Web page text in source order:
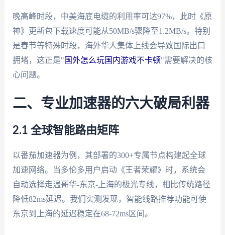
晚高峰时段，中美海底电缆的利用率可达97%，此时《原
神》更新包下载速度可能从50MB/s骤降至1.2MB/s。特别
是春节等特殊时段，海外华人集体上线会导致国际出口
拥堵，这正是" 国外怎么玩国内游戏不卡顿"需要解决的核
心问题。
二、专业加速器的六大破局利器
2.1 全球智能路由矩阵
以番茄加速器为例，其部署的300+专属节点构建起全球
加速网络。当多伦多用户启动《王者荣耀》时，系统会
自动选择走温哥华-东京-上海的极光专线，相比传统路径
降低82ms延迟。我们实测发现，智能线路推荐功能可使
东京到上海的延迟稳定在68-72ms区间。